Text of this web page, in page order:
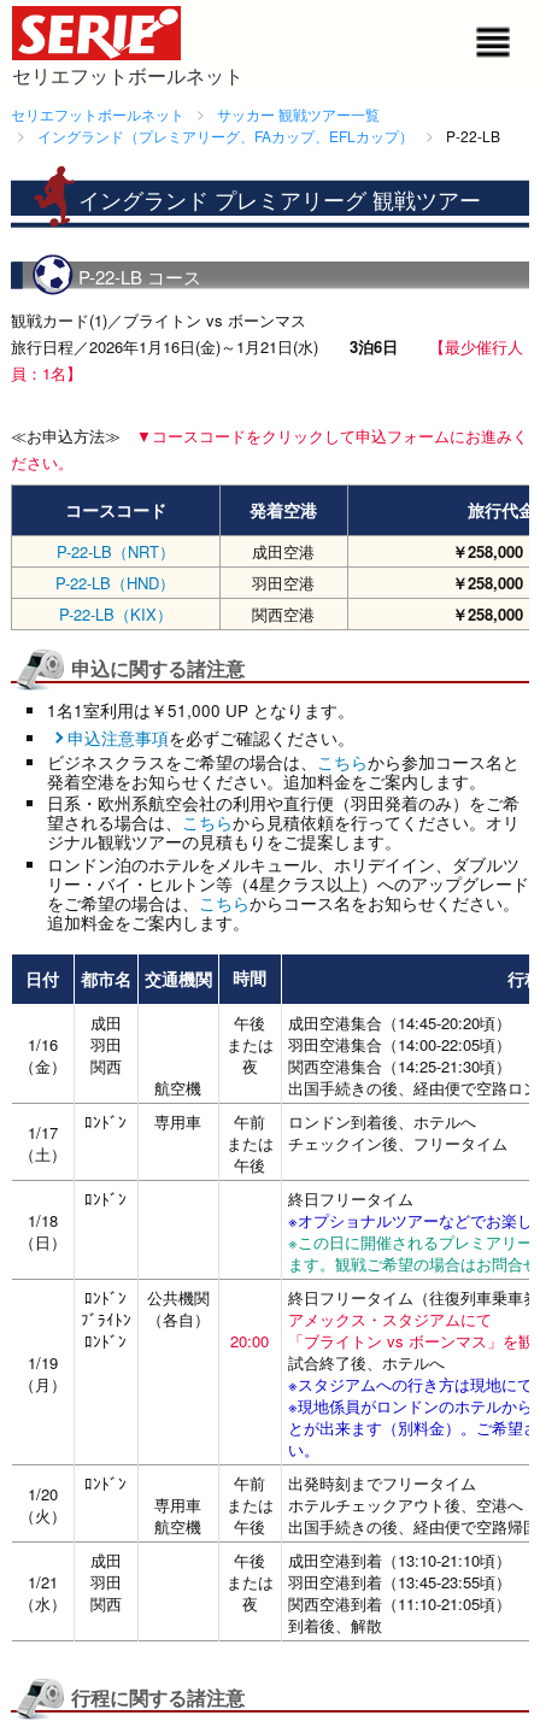
セリエフットボールネット
セリエフットボールネット
サッカー 観戦ツアー一覧
イングランド（プレミアリーグ、FAカップ、EFLカップ）
P-22-LB
イングランド プレミアリーグ 観戦ツアー
P-22-LB コース
観戦カード(1)／ブライトン vs ボーンマス
旅行日程／2026年1月16日(金)～1月21日(水) 3泊6日
【最少催行人
員：1名】
≪お申込方法≫
▼コースコードをクリックして申込フォームにお進みく
ださい。
コースコード 発着空港 旅行代
P-22-LB（NRT） 成田空港 ￥258,000
P-22-LB（HND）
羽田空港 ￥258,000
P-22-LB（KIX）
関西空港 ￥258,000
申込に関する諸注意
1名1室利用は￥51,000 UP となります。
申込注意事項を必ずご確認ください。
ビジネスクラスをご希望の場合は、
こちらから参加コース名と
発着空港をお知らせください。追加料金をご案内します。
日系・欧州系航空会社の利用や直行便（羽田発着のみ）をご希
望される場合は、 こちらから見積依頼を行ってください。オリ
ジナル観戦ツアーの見積もりをご提案します。
ロンドン泊のホテルをメルキュール、ホリデイイン、ダブルツ
リー・バイ・ヒルトン等（4星クラス以上）へのアップグレード
をご希望の場合は、 こちらからコース名をお知らせください。
追加料金をご案内します。
日付 都市名 交通機関 時間 行程
1/16
（金）
成田
羽田
関西
航空機
午後
または
夜
成田空港集合（14:45-20:20頃）
羽田空港集合（14:00-22:05頃）
関西空港集合（14:25-21:30頃）
出国手続きの後、経由便で空路ロ
1/17
（土）
ﾛﾝﾄﾞﾝ 専用車
午前
または
午後
ロンドン到着後、ホテルへ
チェックイン後、フリータイム
1/18
（日）
ﾛﾝﾄﾞﾝ
終日フリータイム
※オプショナルツアーなどでお楽し
※この日に開催されるプレミアリ
ます。観戦ご希望の場合はお問合
1/19
（月）
ﾛﾝﾄﾞﾝ
ﾌﾞﾗｲﾄﾝ
ﾛﾝﾄﾞﾝ
公共機関
（各自）
20:00
終日フリータイム（往復列車乗車
アメックス・スタジアムにて
「ブライトン vs ボーンマス」を観
試合終了後、ホテルへ
※スタジアムへの行き方は現地に
※現地係員がロンドンのホテルか
とが出来ます（別料金）。ご希望
い。
1/20
（火）
ﾛﾝﾄﾞﾝ
専用車
航空機
午前
または
午後
出発時刻までフリータイム
ホテルチェックアウト後、空港へ
出国手続きの後、経由便で空路帰
1/21
（水）
成田
羽田
関西
午後
または
夜
成田空港到着（13:10-21:10頃）
羽田空港到着（13:45-23:55頃）
関西空港到着（11:10-21:05頃）
到着後、解散
行程に関する諸注意